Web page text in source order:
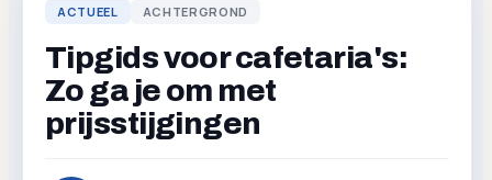
ACTUEEL ACHTERGROND
Tipgids voor cafetaria's:
Zo ga je om met
prijsstijgingen